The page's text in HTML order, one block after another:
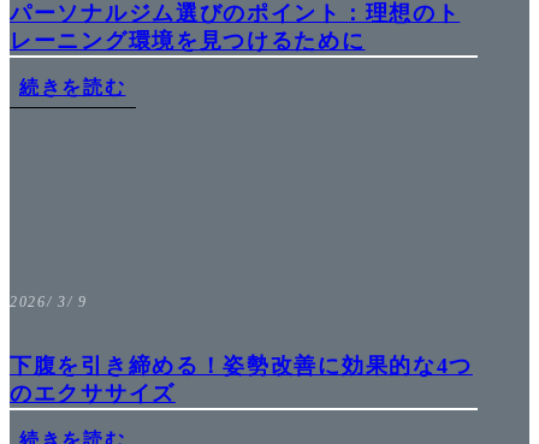
パーソナルジム選びのポイント：理想のト
レーニング環境を見つけるために
続きを読む
2026/ 3/ 9
下腹を引き締める！姿勢改善に効果的な4つ
のエクササイズ
続きを読む